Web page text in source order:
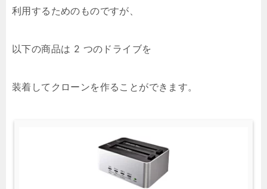
利用するためのものですが、
以下の商品は 2 つのドライブを
装着してクローンを作ることができます。